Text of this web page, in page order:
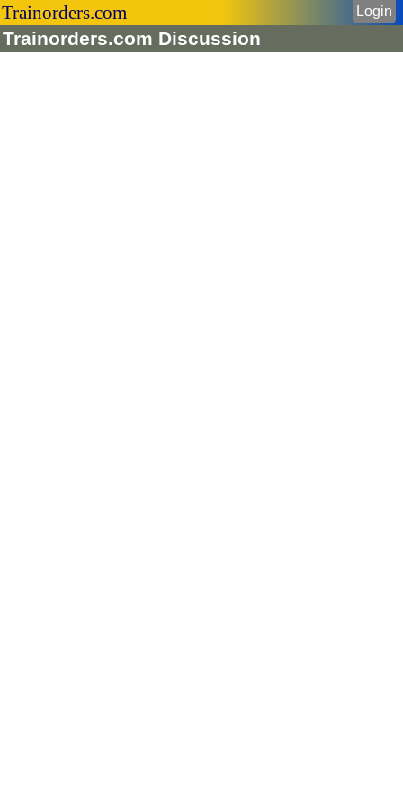
Trainorders.com
Trainorders.com Discussion
Login